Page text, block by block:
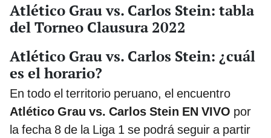
Atlético Grau vs. Carlos Stein: tabla
del Torneo Clausura 2022
Atlético Grau vs. Carlos Stein: ¿cuál
es el horario?
En todo el territorio peruano, el encuentro
Atlético Grau vs. Carlos Stein EN VIVO por
la fecha 8 de la Liga 1 se podrá seguir a partir